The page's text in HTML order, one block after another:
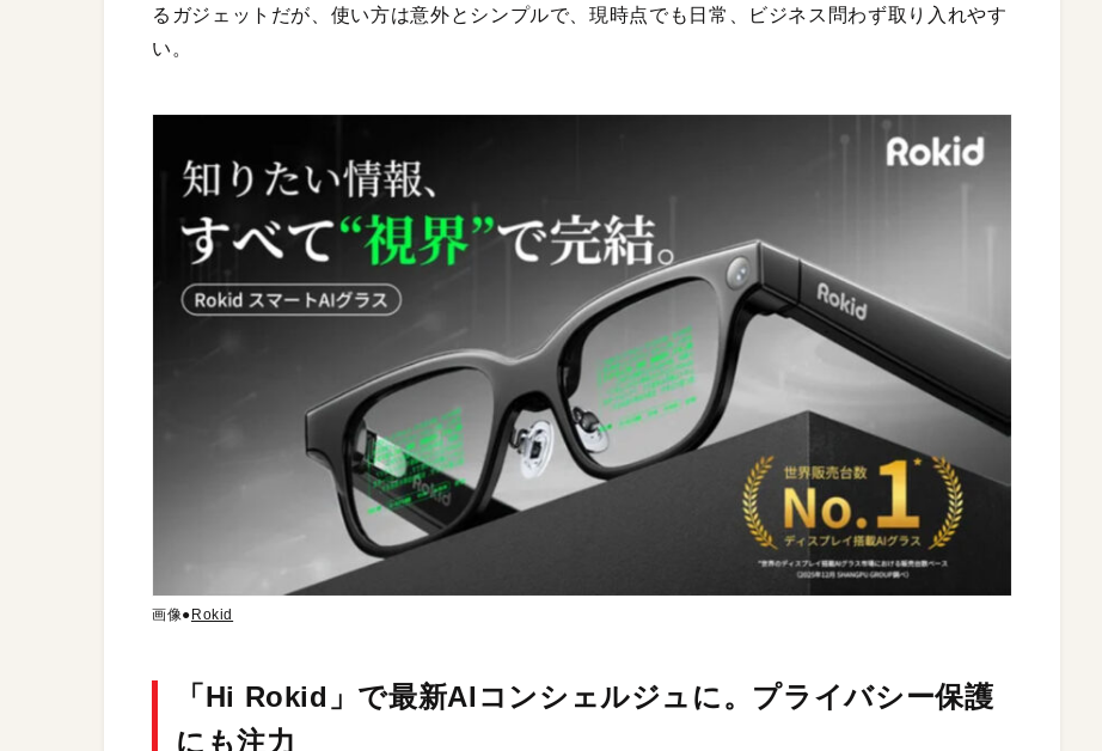
るガジェットだが、使い方は意外とシンプルで、現時点でも日常、ビジネス問わず取り入れやす
い。
画像● Rokid
「Hi Rokid」で最新AIコンシェルジュに。プライバシー保護
にも注力